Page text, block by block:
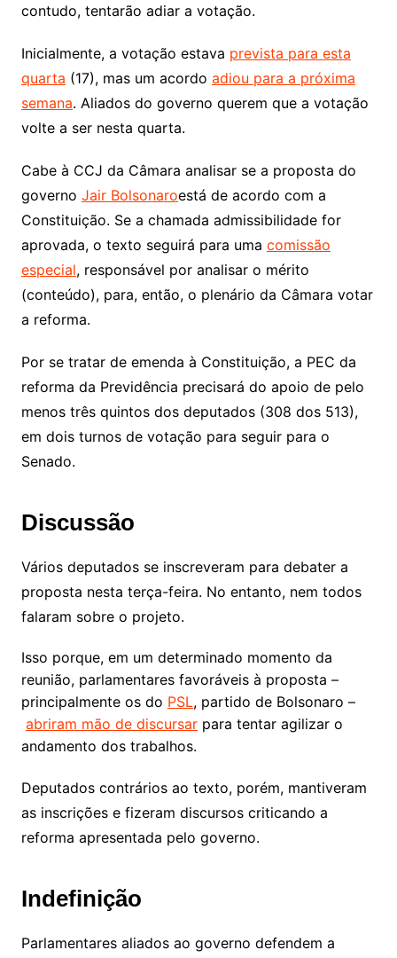
contudo, tentarão adiar a votação.
Inicialmente, a votação estava prevista para esta
quarta (17), mas um acordo adiou para a próxima
semana. Aliados do governo querem que a votação
volte a ser nesta quarta.
Cabe à CCJ da Câmara analisar se a proposta do
governo Jair Bolsonaroestá de acordo com a
Constituição. Se a chamada admissibilidade for
aprovada, o texto seguirá para uma comissão
especial, responsável por analisar o mérito
(conteúdo), para, então, o plenário da Câmara votar
a reforma.
Por se tratar de emenda à Constituição, a PEC da
reforma da Previdência precisará do apoio de pelo
menos três quintos dos deputados (308 dos 513),
em dois turnos de votação para seguir para o
Senado.
Discussão
Vários deputados se inscreveram para debater a
proposta nesta terça-feira. No entanto, nem todos
falaram sobre o projeto.
Isso porque, em um determinado momento da
reunião, parlamentares favoráveis à proposta –
principalmente os do PSL, partido de Bolsonaro –
abriram mão de discursarpara tentar agilizar o
andamento dos trabalhos.
Deputados contrários ao texto, porém, mantiveram
as inscrições e fizeram discursos criticando a
reforma apresentada pelo governo.
Indefinição
Parlamentares aliados ao governo defendem a